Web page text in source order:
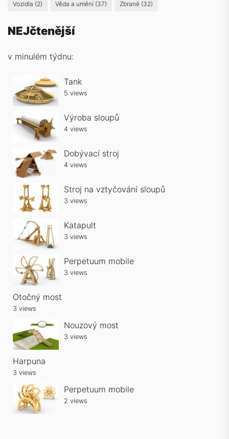
Vozidla (2) Věda a umění (37) Zbraně (32)
NEJčtenější
v minulém týdnu:
Tank
5 views
Výroba sloupů
4 views
Dobývací stroj
4 views
Stroj na vztyčování sloupů
3 views
Katapult
3 views
Perpetuum mobile
3 views
Otočný most
3 views
Nouzový most
3 views
Harpuna
3 views
Perpetuum mobile
2 views